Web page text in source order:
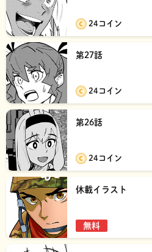
24コイン
第27話
24コイン
第26話
24コイン
休載イラスト
無料